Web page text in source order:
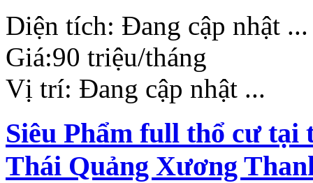
Diện tích: Đang cập nhật ...
Giá:90 triệu/tháng
Vị trí: Đang cập nhật ...
Siêu Phẩm full thổ cư
Thái Quảng Xương